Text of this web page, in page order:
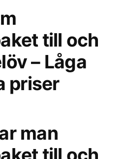
till och
– Låga
priser
man